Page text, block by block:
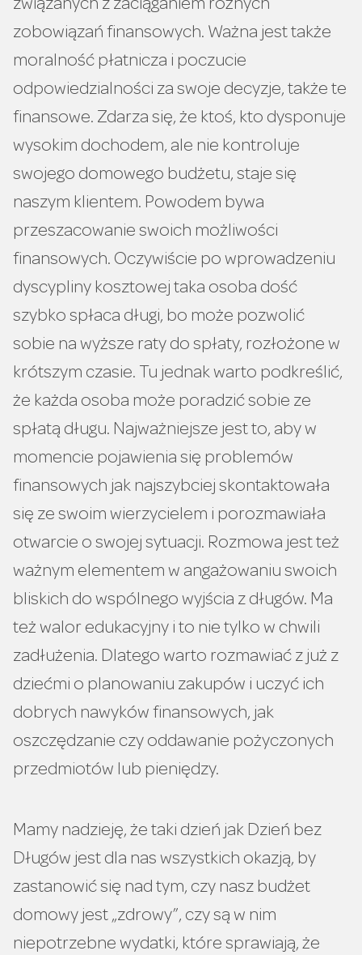
związanych z zaciąganiem różnych
zobowiązań finansowych. Ważna jest także
moralność płatnicza i poczucie
odpowiedzialności za swoje decyzje, także te
finansowe. Zdarza się, że ktoś, kto dysponuje
wysokim dochodem, ale nie kontroluje
swojego domowego budżetu, staje się
naszym klientem. Powodem bywa
przeszacowanie swoich możliwości
finansowych. Oczywiście po wprowadzeniu
dyscypliny kosztowej taka osoba dość
szybko spłaca długi, bo może pozwolić
sobie na wyższe raty do spłaty, rozłożone w
krótszym czasie. Tu jednak warto podkreślić,
że każda osoba może poradzić sobie ze
spłatą długu. Najważniejsze jest to, aby w
momencie pojawienia się problemów
finansowych jak najszybciej skontaktowała
się ze swoim wierzycielem i porozmawiała
otwarcie o swojej sytuacji. Rozmowa jest też
ważnym elementem w angażowaniu swoich
bliskich do wspólnego wyjścia z długów. Ma
też walor edukacyjny i to nie tylko w chwili
zadłużenia. Dlatego warto rozmawiać z już z
dziećmi o planowaniu zakupów i uczyć ich
dobrych nawyków finansowych, jak
oszczędzanie czy oddawanie pożyczonych
przedmiotów lub pieniędzy.
Mamy nadzieję, że taki dzień jak Dzień bez
Długów jest dla nas wszystkich okazją, by
zastanowić się nad tym, czy nasz budżet
domowy jest „zdrowy”, czy są w nim
niepotrzebne wydatki, które sprawiają, że